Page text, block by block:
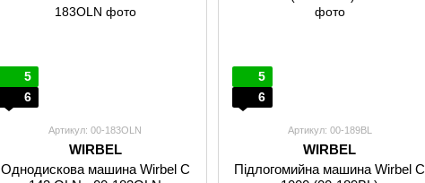
5
6
Артикул: 00-183OLN
WIRBEL
Однодискова машина Wirbel C
5
6
Артикул: 00-189BL
WIRBEL
Підлогомийна машина Wirbel C